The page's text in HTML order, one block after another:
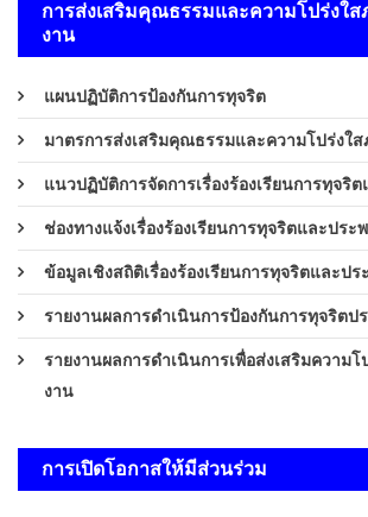
การส่งเสริมคุณธรรมและความโปร่งใส
งาน
แผนปฏิบัติการป้องกันการทุจริต
มาตรการส่งเสริมคุณธรรมและความโปร่งใ
แนวปฏิบัติการจัดการเรื่องร้องเรียนการทุจริ
ช่องทางแจ้งเรื่องร้องเรียนการทุจริตและประ
ข้อมูลเชิงสถิติเรื่องร้องเรียนการทุจริตและป
รายงานผลการดำเนินการป้องกันการทุจริตป
รายงานผลการดำเนินการเพื่อส่งเสริมความ
งาน
การเปิดโอกาสให้มีส่วนร่วม